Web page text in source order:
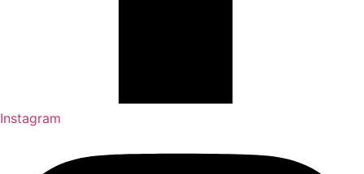
Instagram